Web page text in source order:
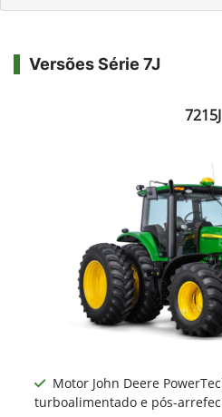
Versões Série 7J
7215J
Motor John Deere
turboalimentado e pós-